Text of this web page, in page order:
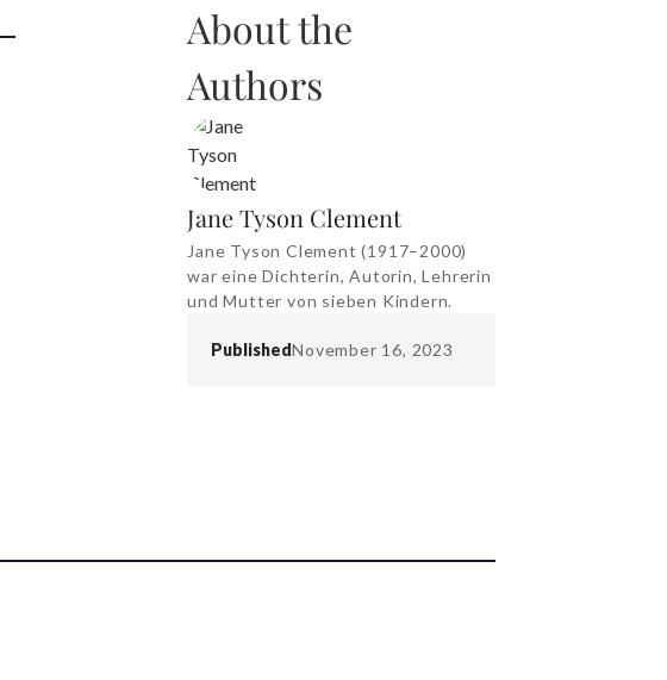
About the
Authors
Jane Tyson Clement
Jane Tyson Clement (1917–2000)
war eine Dichterin, Autorin, Lehrerin
und Mutter von sieben Kindern.
PublishedNovember 16, 2023